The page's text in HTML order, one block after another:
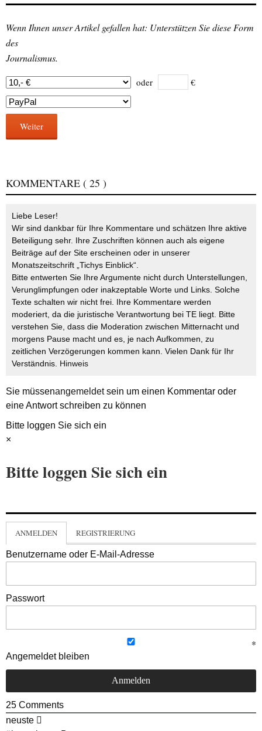
Wenn Ihnen unser Artikel gefallen hat: Unterstützen Sie diese Form
des
Journalismus.
oder €
Weiter
KOMMENTARE ( 25 )
Liebe Leser!
Wir sind dankbar für Ihre Kommentare und schätzen Ihre aktive
Beteiligung sehr. Ihre Zuschriften können auch als eigene
Beiträge auf der Site erscheinen oder in unserer
Monatszeitschrift „Tichys Einblick“.
Bitte entwerten Sie Ihre Argumente nicht durch Unterstellungen,
Verunglimpfungen oder inakzeptable Worte und Links. Solche
Texte schalten wir nicht frei. Ihre Kommentare werden
moderiert, da die juristische Verantwortung bei TE liegt. Bitte
verstehen Sie, dass die Moderation zwischen Mitternacht und
morgens Pause macht und es, je nach Aufkommen, zu
zeitlichen Verzögerungen kommen kann. Vielen Dank für Ihr
Verständnis. Hinweis
Sie müssenangemeldetsein um einen Kommentar oder
eine Antwort schreiben zu können
Bitte loggen Sie sich ein
×
Bitte loggen Sie sich ein
ANMELDEN REGISTRIERUNG
Benutzername oder E-Mail-Adresse
Passwort
Angemeldet bleiben
25 Comments
neuste